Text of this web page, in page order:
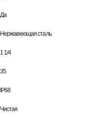
Да
Нержавеющая сталь
1 1/4
35
IP68
Чистая